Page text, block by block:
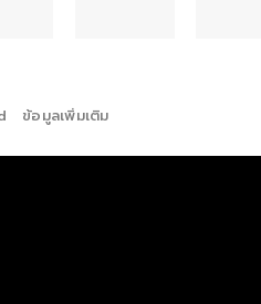
ข้อมูลเพิ่มเติม